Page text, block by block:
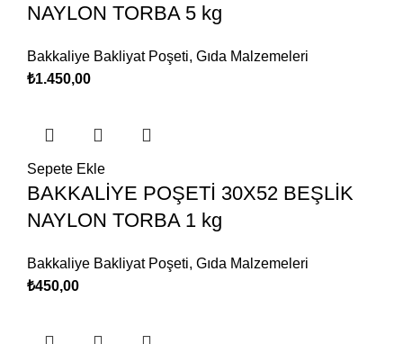
NAYLON TORBA 5 kg
Bakkaliye Bakliyat Poşeti, Gıda Malzemeleri
₺1.450,00
Sepete Ekle
BAKKALİYE POŞETİ 30X52 BEŞLİK
NAYLON TORBA 1 kg
Bakkaliye Bakliyat Poşeti, Gıda Malzemeleri
₺450,00